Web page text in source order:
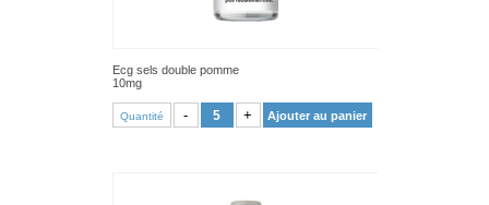
Ecg sels double pomme
10mg
Quantité - + Ajouter au panier